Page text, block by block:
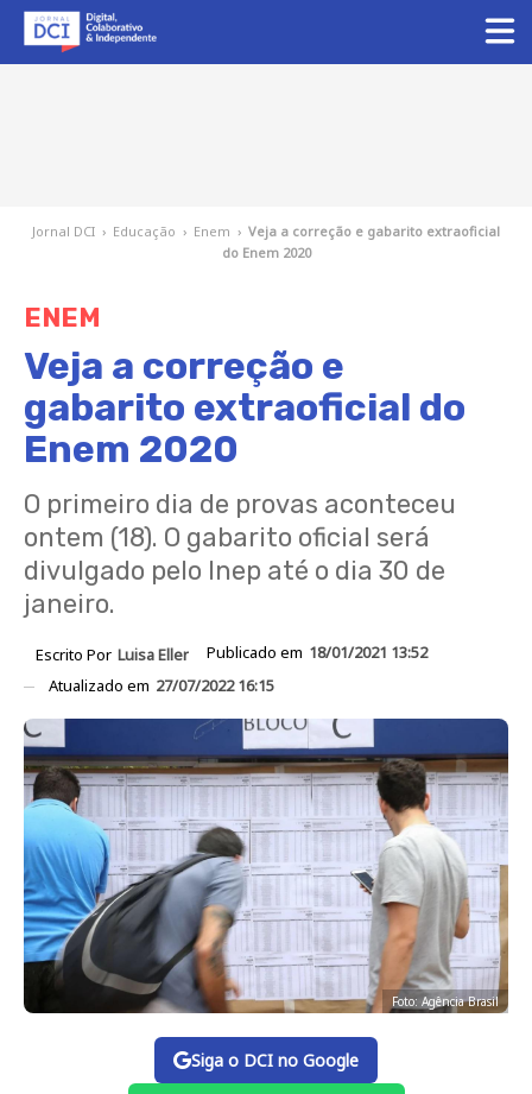
Jornal DCI › Educação › Enem › Veja a correção e gabarito extraoficial
do Enem 2020
ENEM
Veja a correção e
gabarito extraoficial do
Enem 2020
O primeiro dia de provas aconteceu
ontem (18). O gabarito oficial será
divulgado pelo Inep até o dia 30 de
janeiro.
Escrito Por Luisa Eller Publicado em 18/01/2021 13:52
Atualizado em 27/07/2022 16:15
Foto: Agência Brasil
Siga o DCI no Google